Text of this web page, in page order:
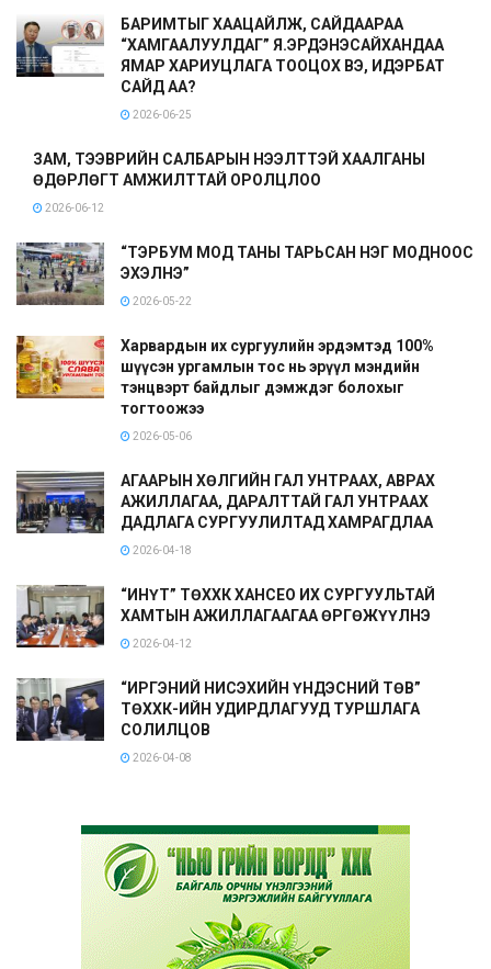
БАРИМТЫГ ХААЦАЙЛЖ, САЙДААРАА
“ХАМГААЛУУЛДАГ” Я.ЭРДЭНЭСАЙХАНДАА
ЯМАР ХАРИУЦЛАГА ТООЦОХ ВЭ, ИДЭРБАТ
САЙД АА?
2026-06-25
ЗАМ, ТЭЭВРИЙН САЛБАРЫН НЭЭЛТТЭЙ ХААЛГАНЫ
ӨДӨРЛӨГТ АМЖИЛТТАЙ ОРОЛЦЛОО
2026-06-12
“ТЭРБУМ МОД ТАНЫ ТАРЬСАН НЭГ МОДНООС
ЭХЭЛНЭ”
2026-05-22
Харвардын их сургуулийн эрдэмтэд 100%
шүүсэн ургамлын тос нь эрүүл мэндийн
тэнцвэрт байдлыг дэмждэг болохыг
тогтоожээ
2026-05-06
АГААРЫН ХӨЛГИЙН ГАЛ УНТРААХ, АВРАХ
АЖИЛЛАГАА, ДАРАЛТТАЙ ГАЛ УНТРААХ
ДАДЛАГА СУРГУУЛИЛТАД ХАМРАГДЛАА
2026-04-18
“ИНҮТ” ТӨХХК ХАНСЕО ИХ СУРГУУЛЬТАЙ
ХАМТЫН АЖИЛЛАГААГАА ӨРГӨЖҮҮЛНЭ
2026-04-12
“ИРГЭНИЙ НИСЭХИЙН ҮНДЭСНИЙ ТӨВ”
ТӨХХК-ИЙН УДИРДЛАГУУД ТУРШЛАГА
СОЛИЛЦОВ
2026-04-08